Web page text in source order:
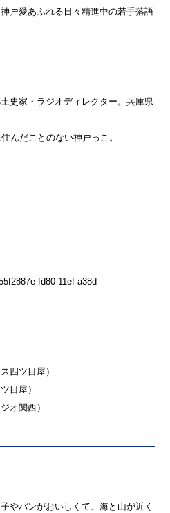
戸愛あふれる日々精進中の若手落語
史家・ラジオディレクター。兵庫県
んだことのない神戸っこ。
fd80-11ef-a38d-
四ツ目屋）
目屋）
オ関西）
やパンがおいしくて、海と山が近く